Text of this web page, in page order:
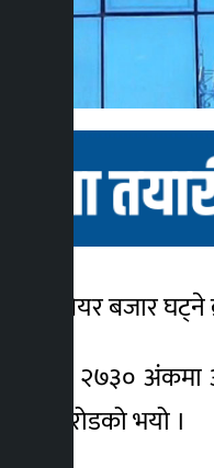
सेयर बजार
नेप्से २७३०
२९ करोडको भयो ।